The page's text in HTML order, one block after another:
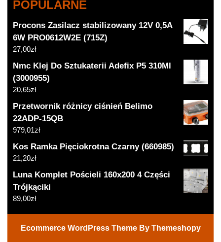
POPULARNE
Procons Zasilacz stabilizowany 12V 0,5A
6W PRO0612W2E (715Z)
27,00zł
Nmc Klej Do Sztukaterii Adefix P5 310Ml
(3000955)
20,65zł
Przetwornik różnicy ciśnień Belimo
22ADP-15QB
979,01zł
Kos Ramka Pięciokrotna Czarny (660985)
21,20zł
Luna Komplet Pościeli 160x200 4 Części
Trójkąciki
89,00zł
Ecommerce WordPress ThemeBy Themeshopy